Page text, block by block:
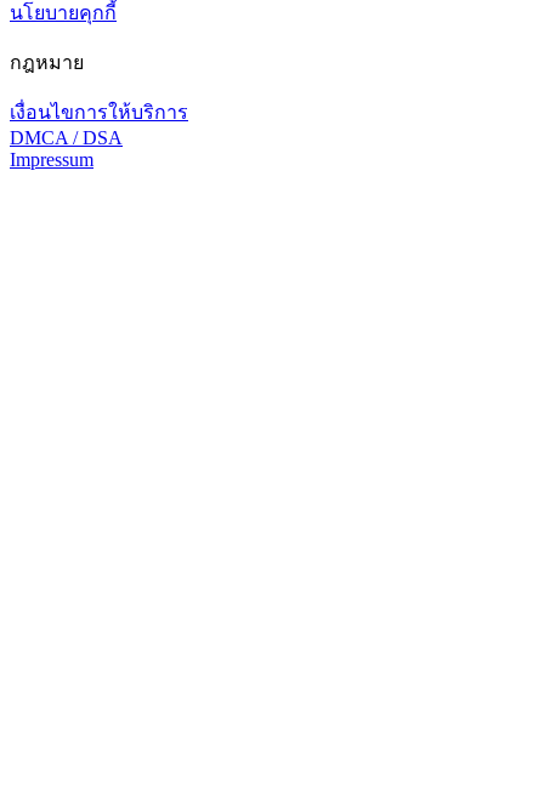
นโยบายคุกกี้
กฎหมาย
เงื่อนไขการให้บริการ
DMCA / DSA
Impressum